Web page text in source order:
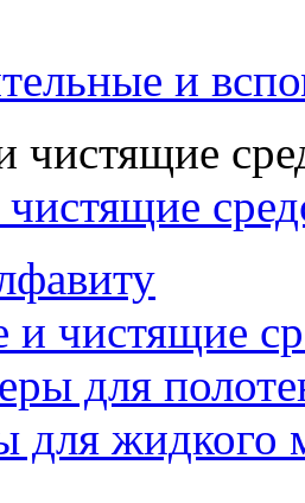
и
чистящие
для
для жидкого